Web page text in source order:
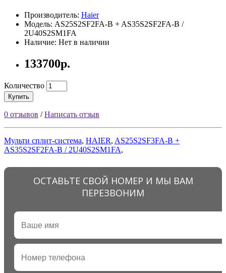
Производитель: Haier
Модель: AS25S2SF2FA-B + AS35S2SF2FA-B /
2U40S2SM1FA
Наличие: Нет в наличии
133700р.
Количество
Купить
0 отзывов /Написать отзыв
Mульти сплит-система, HAIER, AS25S2SF3FA-B +
AS35S2SF2FA-B / 2U40S2SM1FA,
ОСТАВЬТЕ СВОЙ НОМЕР И МЫ ВАМ
ПЕРЕЗВОНИМ